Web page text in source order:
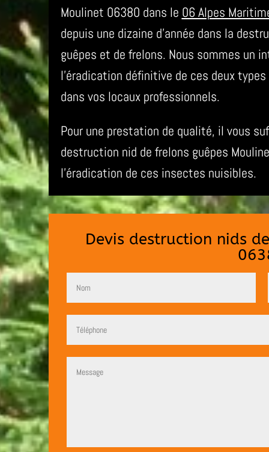
Moulinet 06380 dans le 06 Alpes
depuis une dizaine d’année dans la
guêpes et de frelons. Nous sommes un
l’éradication définitive de ces deux
dans vos locaux professionnels.
Pour une prestation de qualité, il vous
destruction nid de frelons guêpes
l’éradication de ces insectes nuisibles.
Devis destruction nids